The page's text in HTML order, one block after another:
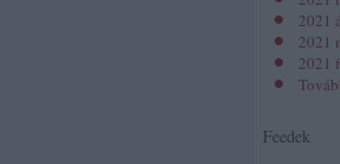
2021
2021
2021
Feedek